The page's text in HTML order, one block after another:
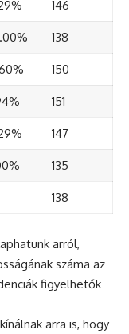
146
138
150
151
147
135
138
arról,
száma az
figyelhetők
arra is, hogy